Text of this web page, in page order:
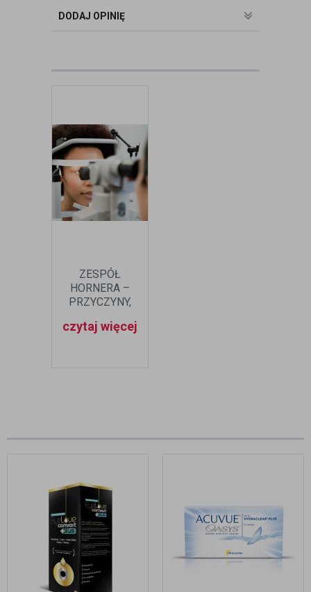
badania wad refrakcji, dobierając
DODAJ OPINIĘ
ZESPÓŁ
HORNERA –
PRZYCZYNY,
LECZENIE
czytaj więcej